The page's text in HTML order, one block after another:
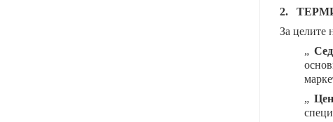
2.
За целите
„
„